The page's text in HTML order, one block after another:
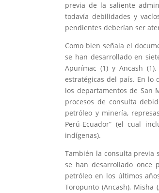
previa de la saliente
todavía debilidades y
pendientes deberían ser
Como bien señala el
se han desarrollado en
Apurímac (1) y Ancash
estratégicas del país. En lo
los departamentos de San
procesos de consulta
petróleo y minería,
Perú-Ecuador” (el cual
indígenas).
También la consulta previa
se han desarrollado once
petróleo en los últimos
Toropunto (Ancash),